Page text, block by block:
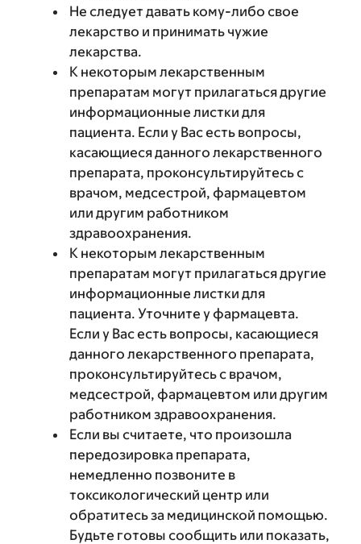
Не следует давать кому-либо свое
лекарство и принимать чужие
лекарства.
К некоторым лекарственным
препаратам могут прилагаться другие
информационные листки для
пациента. Если у Вас есть вопросы,
касающиеся данного лекарственного
препарата, проконсультируйтесь с
врачом, медсестрой, фармацевтом
или другим работником
здравоохранения.
К некоторым лекарственным
препаратам могут прилагаться другие
информационные листки для
пациента. Уточните у фармацевта.
Если у Вас есть вопросы, касающиеся
данного лекарственного препарата,
проконсультируйтесь с врачом,
медсестрой, фармацевтом или другим
работником здравоохранения.
Если вы считаете, что произошла
передозировка препарата,
немедленно позвоните в
токсикологический центр или
обратитесь за медицинской помощью.
Будьте готовы сообщить или показать,